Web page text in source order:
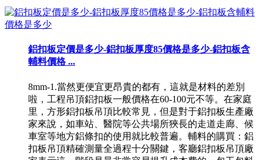
鋁扣板定價是多少-鋁扣板厚度85價格是多少-鋁扣板含
輔料價格 ...
8mm-1.當然更便宜更昂貴的都有，這就是材料的差別
啦，工程吊頂鋁扣板一般價格在60-100元不等。在家庭
里，方形鋁扣板吊頂比較常見，但是對于鋁扣板生產廠
家來說，如車站、醫院等公共場所狹長的走道走廊、候
車室等地方鋁條扣的使用就比較普遍。輔料的購買：鋁
扣板吊頂精確測量全過程十分關鍵，客廳鋁扣板吊頂廠